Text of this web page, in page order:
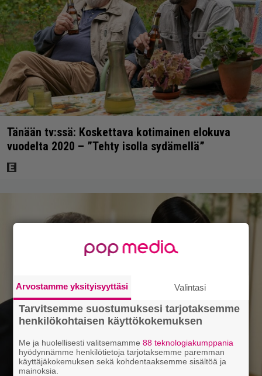
Tänään tv:ssä: Koskettava kotimainen elokuva
vuodelta 2020 – ”Tehty isolla sydämellä”
Arvostamme yksityisyyttäsi Valintasi
Tarvitsemme suostumuksesi tarjotaksemme
henkilökohtaisen käyttökokemuksen
Me ja huolellisesti valitsemamme88 teknologiakumppania
hyödynnämme henkilötietoja tarjotaksemme paremman
käyttäjäkokemuksen sekä kohdentaaksemme sisältöä ja
mainoksia.